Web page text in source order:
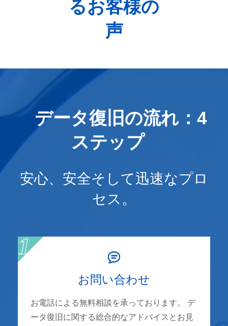
るお客様の
声
データ復旧の流れ：4
ステップ
安心、安全そして迅速なプロ
セス。
お問い合わせ
お電話による無料相談を承っております。 デ
ータ復旧に関する総合的なアドバイスとお見